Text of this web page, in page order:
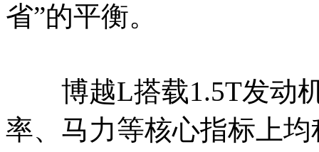
省”的平衡。
博越L搭载1.5T发动机
率、马力等核心指标上